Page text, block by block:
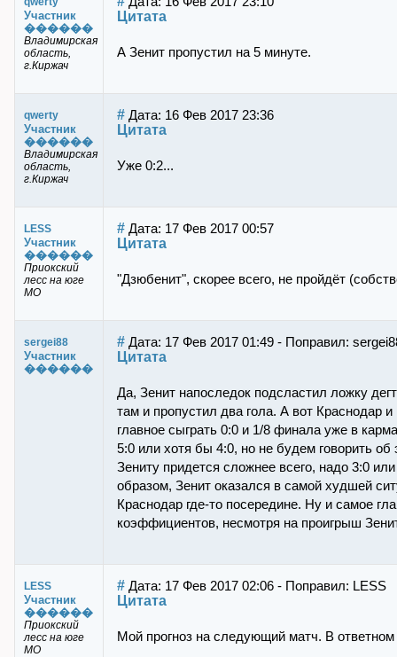
Участник
������
Владимирская
область,
г.Киржач
Цитата
А Зенит пропустил на 5 минуте.
qwerty
Участник
������
Владимирская
область,
г.Киржач
# Дата: 16 Фев 2017 23:36
Цитата
Уже 0:2...
LESS
Участник
������
Приокский
лесс на юге
МО
# Дата: 17 Фев 2017 00:57
Цитата
"Дзюбенит", скорее всего, не пройдёт
sergei88
Участник
������
# Дата: 17 Фев 2017 01:49 - Поправил:
Цитата
Да, Зенит напоследок подсластил ложку
там и пропустил два гола. А вот Краснодар
главное сыграть 0:0 и 1/8 финала уже в
5:0 или хотя бы 4:0, но не будем говорить об
Зениту придется сложнее всего, надо 3:0
образом, Зенит оказался в самой худшей
Краснодар где-то посередине. Ну и самое
коэффициентов, несмотря на проигрыш
LESS
Участник
������
Приокский
лесс на юге
МО
# Дата: 17 Фев 2017 02:06 - Поправил: LESS
Цитата
Мой прогноз на следующий матч. В